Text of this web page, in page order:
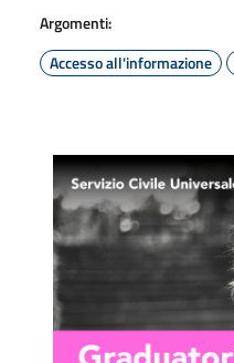
Argomenti:
Accesso all'informazione